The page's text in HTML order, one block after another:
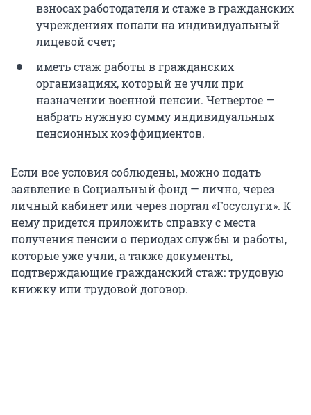
взносах работодателя и стаже в гражданских
учреждениях попали на индивидуальный
лицевой счет;
иметь стаж работы в гражданских
организациях, который не учли при
назначении военной пенсии. Четвертое —
набрать нужную сумму индивидуальных
пенсионных коэффициентов.
Если все условия соблюдены, можно подать
заявление в Социальный фонд — лично, через
личный кабинет или через портал «Госуслуги». К
нему придется приложить справку с места
получения пенсии о периодах службы и работы,
которые уже учли, а также документы,
подтверждающие гражданский стаж: трудовую
книжку или трудовой договор.